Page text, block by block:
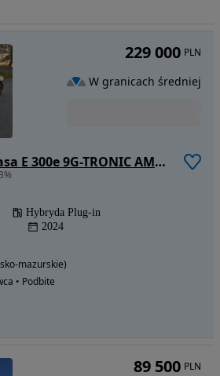
Mercedes-Benz Klasa E 300e 9G-TRONIC AMG Line NIGHT Edition
Hybryda Plug-in
2024
mazurskie)
• Podbite
229 000 PLN
W granicach średniej
89 500 PLN